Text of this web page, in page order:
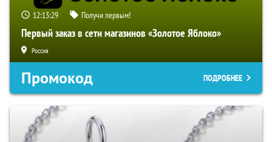
12:13:28 Получи первым!
Первый заказ в сети магазинов «Золотое Яблоко»
Россия
Промокод ПОДРОБНЕЕ